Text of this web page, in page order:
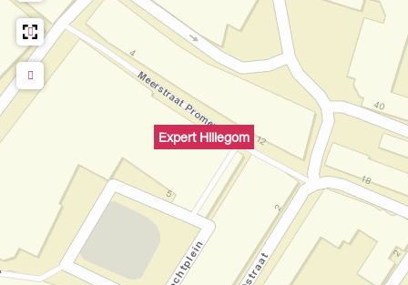
Expert Hillegom